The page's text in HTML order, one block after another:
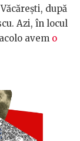
după
Azi, în locul
avem o